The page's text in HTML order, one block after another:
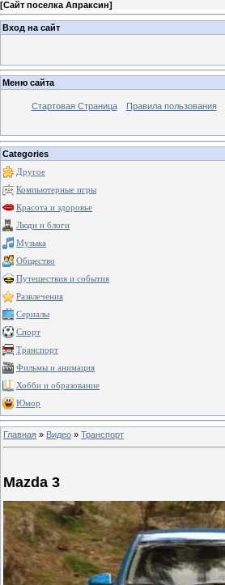
[Сайт поселка Апраксин]
Вход на сайт
Меню сайта
Стартовая Страница Правила пользования
Categories
Другое
Компьютерные игры
Красота и здоровье
Люди и блоги
Музыка
Общество
Путешествия и события
Развлечения
Сериалы
Спорт
Транспорт
Фильмы и анимация
Хобби и образование
Юмор
Главная » Видео » Транспорт
Mazda 3